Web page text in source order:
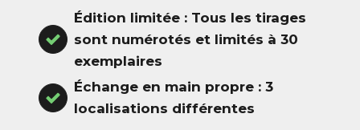
Édition limitée : Tous les tirages
sont numérotés et limités à 30
exemplaires
Échange en main propre : 3
localisations différentes